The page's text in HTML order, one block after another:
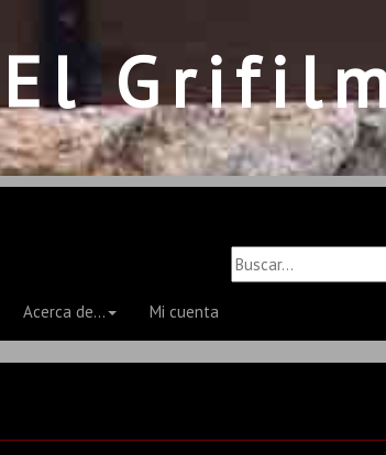
El
Acerca de... Mi cuenta